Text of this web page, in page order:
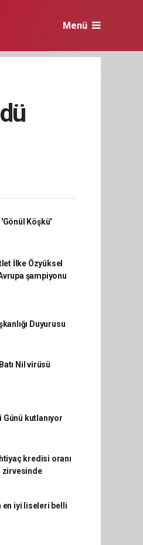
Menü
'Gönül Köşkü'
İlke Özyüksel
şampiyonu
Duyurusu
Nil virüsü
Günü kutlanıyor
kredisi oranı
zirvesinde
en iyi liseleri belli